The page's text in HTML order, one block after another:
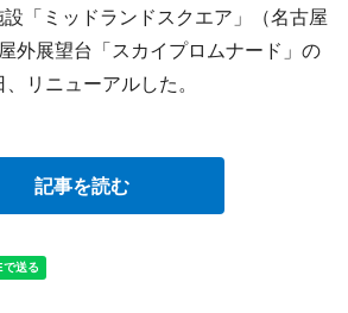
「ミッドランドスクエア」（名古屋
外展望台「スカイプロムナード」の
リニューアルした。
記事を読む